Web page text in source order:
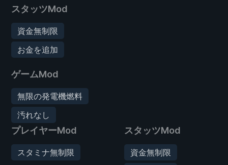
スタッツMod
資金無制限
お金を追加
ゲームMod
無限の発電機燃料
汚れなし
プレイヤーMod
スタミナ無制限
スタッツMod
資金無制限